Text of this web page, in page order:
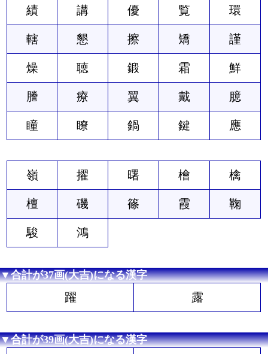
績 講 優 覧 環
轄 懇 擦 矯 謹
燥 聴 鍛 霜 鮮
謄 療 翼 戴 臆
瞳 瞭 鍋 鍵 應
嶺 擢 曙 檜 檎
檀 磯 篠 霞 鞠
駿 鴻
▼合計が37画(大吉)になる漢字
躍 露
▼合計が39画(大吉)になる漢字